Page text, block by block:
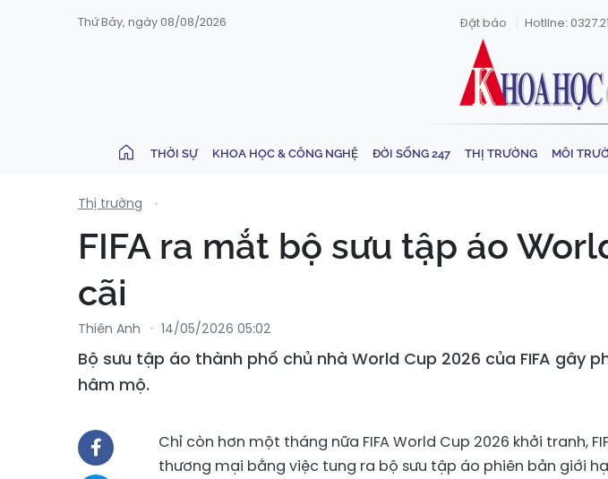
Thứ Bảy, ngày 08/08/2026 Đặt báo Hotline:
THỜI SỰ KHOA HỌC & CÔNG NGHỆ ĐỜI SỐNG 247 THỊ TRƯỜNG MÔI
Thị trường
FIFA ra mắt bộ sưu tập áo
cãi
Thiên Anh 14/05/2026 05:02
Bộ sưu tập áo thành phố chủ nhà World Cup 2026 của FIFA
hâm mộ.
Chỉ còn hơn một tháng nữa FIFA World Cup 2026 khởi tranh,
thương mại bằng việc tung ra bộ sưu tập áo phiên bản giới